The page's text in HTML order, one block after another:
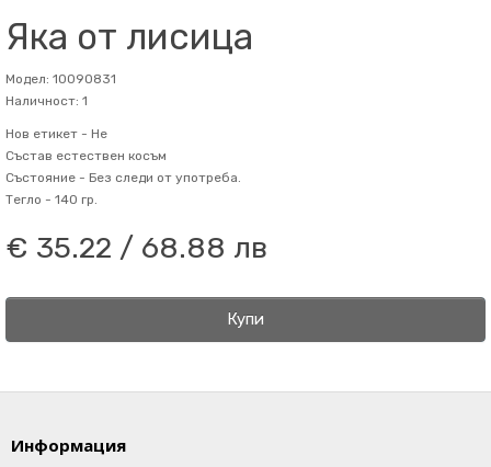
Яка от лисица
Модел: 10090831
Наличност: 1
Нов етикет - Не
Състав естествен косъм
Състояние - Без следи от употреба.
Тегло - 140 гр.
€ 35.22 / 68.88 лв
Купи
Информация